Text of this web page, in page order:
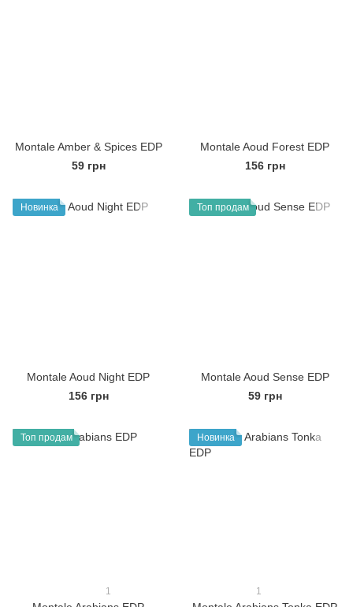
Montale Amber & Spices EDP
59 грн
Montale Aoud Forest EDP
156 грн
Новинка
Montale Aoud Night EDP
156 грн
Топ продам
Montale Aoud Sense EDP
59 грн
Топ продам
1
Новинка
1